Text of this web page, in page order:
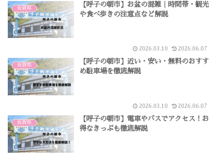
佐賀県
【呼子の朝市】お盆の混雑｜時間帯・観光
や食べ歩きの注意点など解説
2026.03.10 2026.06.07
佐賀県
【呼子の朝市】近い・安い・無料のおすす
め駐車場を徹底解説
2026.03.10 2026.06.07
佐賀県
【呼子の朝市】電車やバスでアクセス！お
得なきっぷも徹底解説